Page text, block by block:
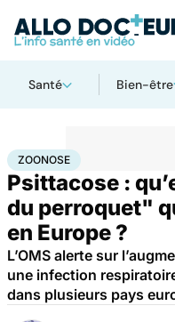
Santé Bien-être
AccueilSanté
ZOONOSE
Psittacose :
du perroquet"
en Europe ?
L’OMS alerte sur
une infection
dans plusieurs pays